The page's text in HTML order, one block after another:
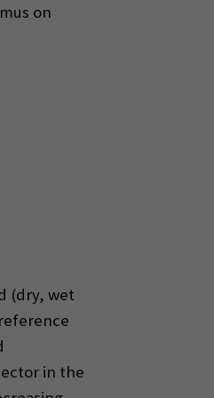
on
(dry, wet
in the